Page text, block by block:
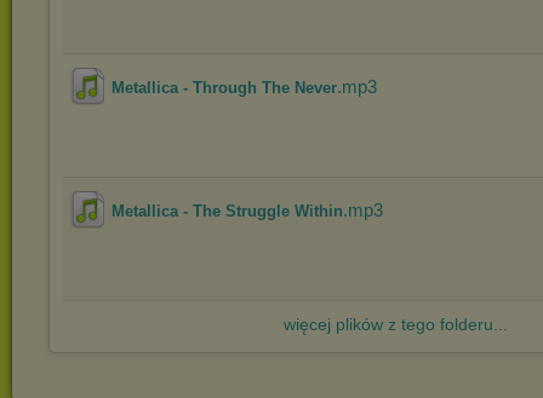
Metallica - Through The Never.mp3
Metallica - The Struggle Within.mp3
więcej plików z tego folderu...